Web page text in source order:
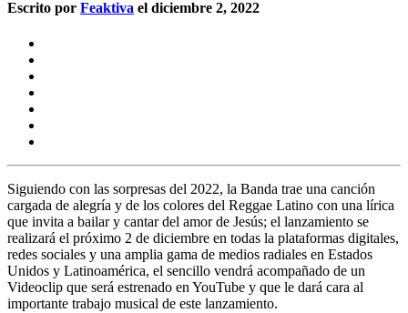
Escrito por Feaktiva el diciembre 2, 2022
Siguiendo con las sorpresas del 2022, la Banda trae una canción
cargada de alegría y de los colores del Reggae Latino con una lírica
que invita a bailar y cantar del amor de Jesús; el lanzamiento se
realizará el próximo 2 de diciembre en todas la plataformas digitales,
redes sociales y una amplia gama de medios radiales en Estados
Unidos y Latinoamérica, el sencillo vendrá acompañado de un
Videoclip que será estrenado en YouTube y que le dará cara al
importante trabajo musical de este lanzamiento.